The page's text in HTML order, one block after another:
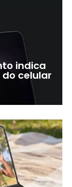
indica
celular